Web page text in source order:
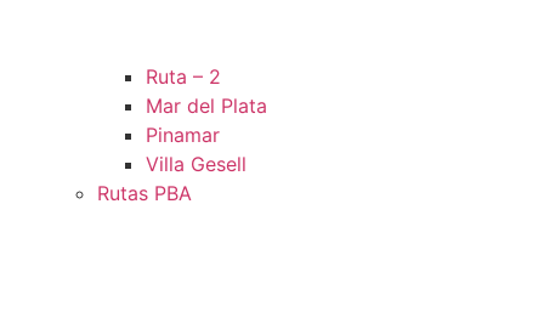
Ruta – 2
Mar del Plata
Pinamar
Villa Gesell
Rutas PBA